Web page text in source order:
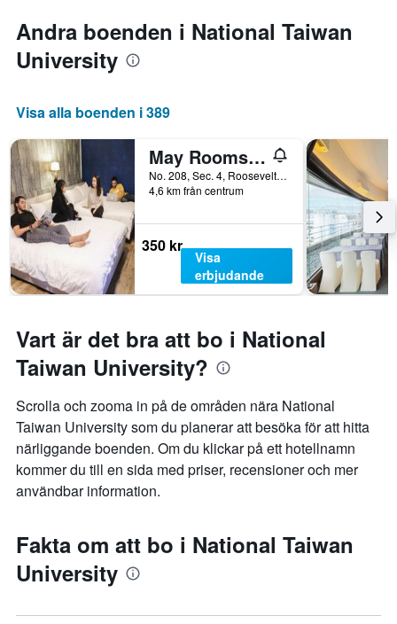
Andra boenden i National Taiwan
University
Visa alla boenden i 389
May Rooms Taipei Ntu - Hostel
No. 208, Sec. 4, Roosevelt Rd., Taipei, Taiwan
4,6 km från centrum
350 kr
Visa
erbjudande
Vart är det bra att bo i National
Taiwan University?
Scrolla och zooma in på de områden nära National
Taiwan University som du planerar att besöka för att hitta
närliggande boenden. Om du klickar på ett hotellnamn
kommer du till en sida med priser, recensioner och mer
användbar information.
Fakta om att bo i National Taiwan
University